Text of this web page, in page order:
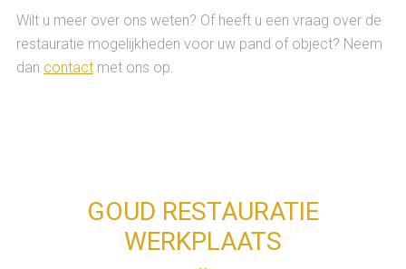
Wilt u meer over ons weten? Of heeft u een vraag over de
restauratie mogelijkheden voor uw pand of object? Neem
dan contactmet ons op.
GOUD RESTAURATIE
WERKPLAATS